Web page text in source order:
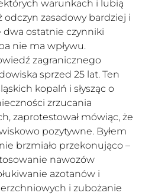
warunkach i lubią
odczyn zasadowy bardziej i
dwa ostatnie czynniki
nie ma wpływu.
zagranicznego
sprzed 25 lat. Ten
kopalń i słysząc o
zrzucania
zaprotestował mówiąc, że
pozytywne. Byłem
brzmiało przekonująco –
nawozów
azotanów i
i zubożanie